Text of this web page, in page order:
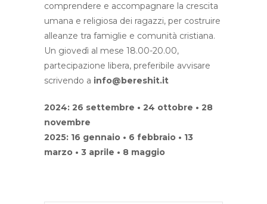
comprendere e accompagnare la crescita
umana e religiosa dei ragazzi, per costruire
alleanze tra famiglie e comunità cristiana.
Un giovedì al mese 18.00-20.00,
partecipazione libera, preferibile avvisare
scrivendo a info@bereshit.it
2024: 26 settembre • 24 ottobre • 28
novembre
2025: 16 gennaio • 6 febbraio • 13
marzo • 3 aprile • 8 maggio